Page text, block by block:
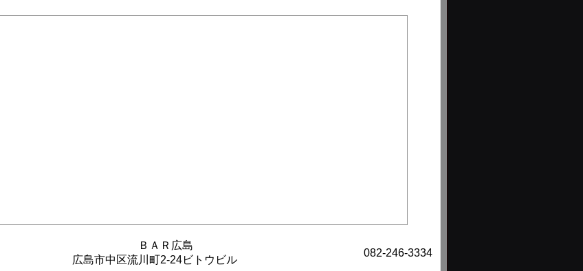
ＢＡＲ広島
広島市中区流川町2-24ビトウビル
082-246-3334